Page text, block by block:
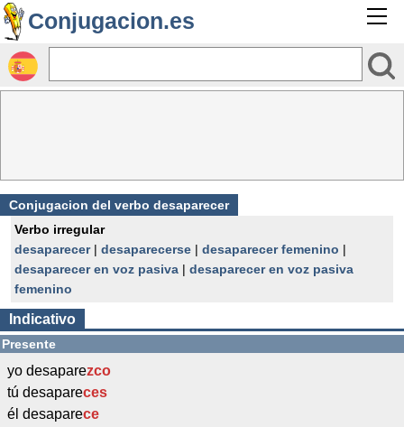
Conjugacion.es
Conjugacion del verbo desaparecer
Verbo irregular
desaparecer| desaparecerse | desaparecer femenino |
desaparecer en voz pasiva | desaparecer en voz pasiva
femenino
Indicativo
Presente
yo desaparezco
tú desapareces
él desaparece